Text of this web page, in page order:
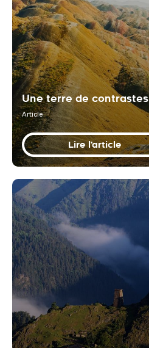
Une terre de contrastes
Article
Lire l'article